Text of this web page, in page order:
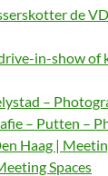
de
in-show of
–
– Putten –
Haag |
Spaces